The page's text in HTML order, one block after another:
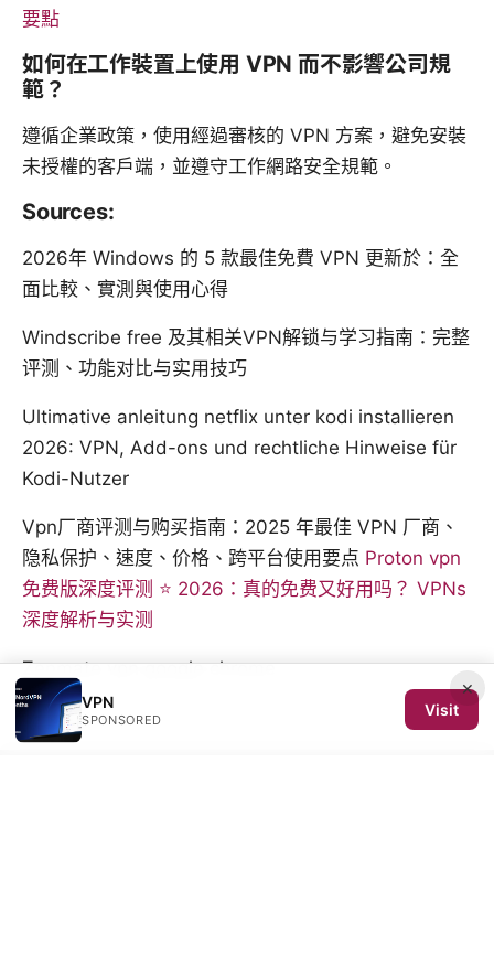
要點
如何在工作裝置上使用 VPN 而不影響公司規
範？
遵循企業政策，使用經過審核的 VPN 方案，避免安裝
未授權的客戶端，並遵守工作網路安全規範。
Sources:
2026年 Windows 的 5 款最佳免費 VPN 更新於：全
面比較、實測與使用心得
Windscribe free 及其相关VPN解锁与学习指南：完整
评测、功能对比与实用技巧
Ultimative anleitung netflix unter kodi installieren
2026: VPN, Add-ons und rechtliche Hinweise für
Kodi-Nutzer
Vpn厂商评测与购买指南：2025 年最佳 VPN 厂商、
隐私保护、速度、价格、跨平台使用要点 Proton vpn
免费版深度评测 ⭐ 2026：真的免费又好用吗？ VPNs
深度解析与实测
Zenmate vpn google chrome
×
VPN
SPONSORED
Visit